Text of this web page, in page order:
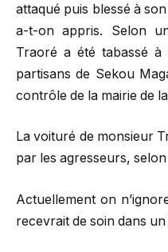
attaqué puis blessé à
a-t-on appris. Selon
Traoré a été tabassé
partisans de Sekou
contrôle de la mairie de
La voituré de monsieur
par les agresseurs,
Actuellement on
recevrait de soin dans